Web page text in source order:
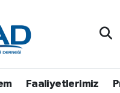
Faaliyetlerimiz